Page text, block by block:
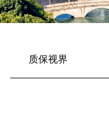
质保视界